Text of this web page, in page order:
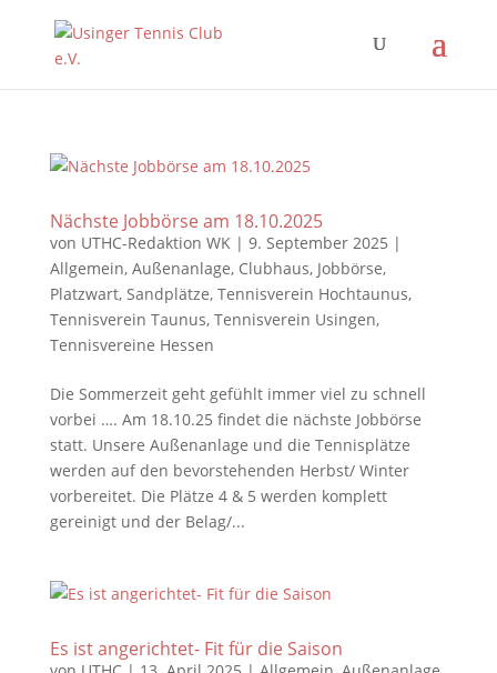
Nächste Jobbörse am 18.10.2025
von UTHC-Redaktion WK| 9. September 2025 |
Allgemein, Außenanlage, Clubhaus, Jobbörse,
Platzwart, Sandplätze, Tennisverein Hochtaunus,
Tennisverein Taunus, Tennisverein Usingen,
Tennisvereine Hessen
Die Sommerzeit geht gefühlt immer viel zu schnell
vorbei …. Am 18.10.25 findet die nächste Jobbörse
statt. Unsere Außenanlage und die Tennisplätze
werden auf den bevorstehenden Herbst/ Winter
vorbereitet. Die Plätze 4 & 5 werden komplett
gereinigt und der Belag/...
Es ist angerichtet- Fit für die Saison